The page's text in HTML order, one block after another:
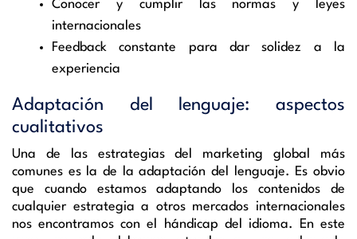
Conocer y cumplir las normas y leyes
internacionales
Feedback constante para dar solidez a la
experiencia
Adaptación del lenguaje: aspectos
cualitativos
Una de las estrategias del marketing global más
comunes es la de la adaptación del lenguaje. Es obvio
que cuando estamos adaptando los contenidos de
cualquier estrategia a otros mercados internacionales
nos encontramos con el hándicap del idioma. En este